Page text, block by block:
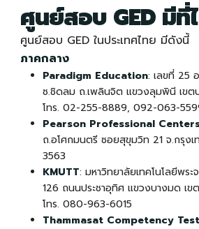
ศูนย์สอบ GED มีที่
ศูนย์สอบ GED ในประเทศไทย มีดังนี้
ภาคกลาง
Paradigm Education: เลขที่ 25
ซ.ชิดลม ถ.เพลินจิต แขวงลุมพินี เขต
โทร. 02-255-8889, 092-063-
Pearson Professional
ถ.อโศกมนตรี ซอยสุขุมวิท 21 จ.กรุง
3563
KMUTT: มหาวิทยาลัยเทคโนโลยีพระ
126 ถนนประชาอุทิศ แขวงบางมด เข
โทร. 080-963-6015
Thammasat Competency